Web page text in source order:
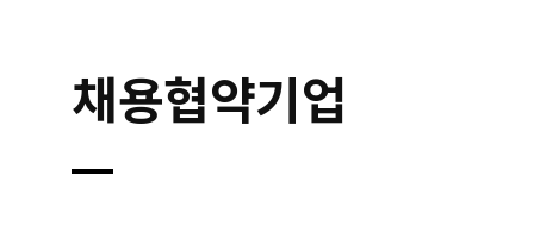
채용협약기업